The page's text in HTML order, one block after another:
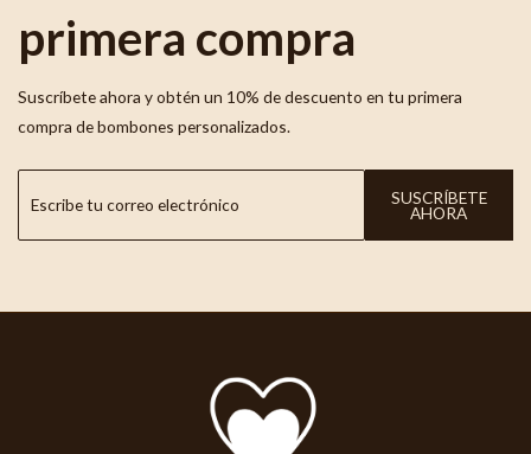
primera compra
Suscríbete ahora y obtén un 10% de descuento en tu primera
compra de bombones personalizados.
SUSCRÍBETE
AHORA